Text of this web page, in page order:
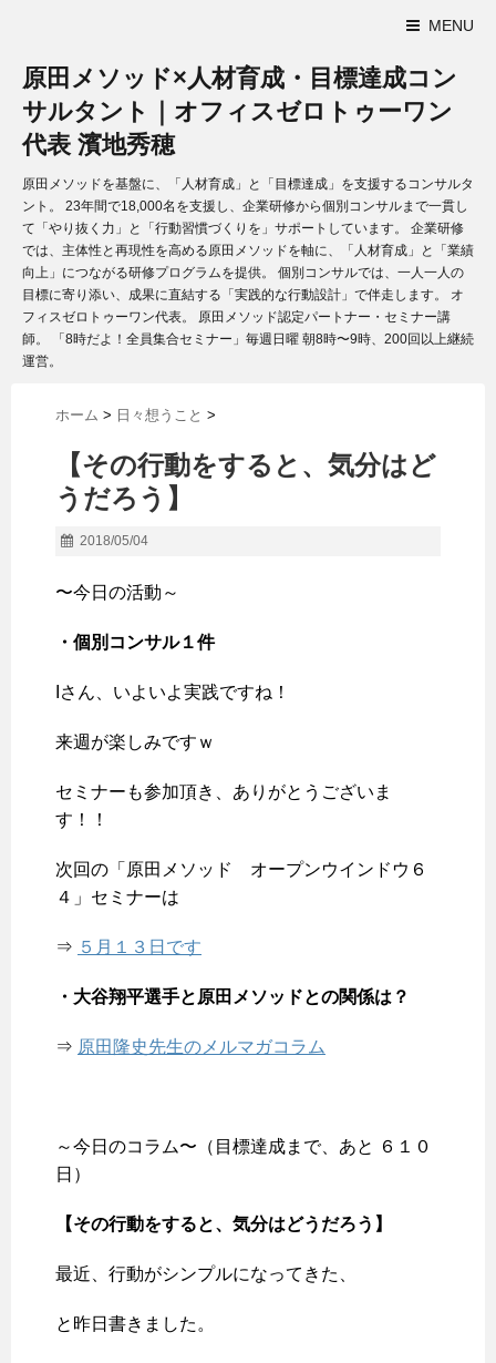
MENU
原田メソッド×人材育成・目標達成コン
サルタント｜オフィスゼロトゥーワン
代表 濱地秀穂
原田メソッドを基盤に、「人材育成」と「目標達成」を支援するコンサルタ
ント。 23年間で18,000名を支援し、企業研修から個別コンサルまで一貫し
て「やり抜く力」と「行動習慣づくりを」サポートしています。 企業研修
では、主体性と再現性を高める原田メソッドを軸に、「人材育成」と「業績
向上」につながる研修プログラムを提供。 個別コンサルでは、一人一人の
目標に寄り添い、成果に直結する「実践的な行動設計」で伴走します。 オ
フィスゼロトゥーワン代表。 原田メソッド認定パートナー・セミナー講
師。 「8時だよ！全員集合セミナー」毎週日曜 朝8時〜9時、200回以上継続
運営。
ホーム > 日々想うこと >
【その行動をすると、気分はど
うだろう】
2018/05/04
〜今日の活動～
・個別コンサル１件
Iさん、いよいよ実践ですね！
来週が楽しみですｗ
セミナーも参加頂き、ありがとうございま
す！！
次回の「原田メソッド オープンウインドウ６
４」セミナーは
⇒ ５月１３日です
・大谷翔平選手と原田メソッドとの関係は？
⇒ 原田隆史先生のメルマガコラム
～今日のコラム〜（目標達成まで、あと ６１０
日）
【その行動をすると、気分はどうだろう】
最近、行動がシンプルになってきた、
と昨日書きました。